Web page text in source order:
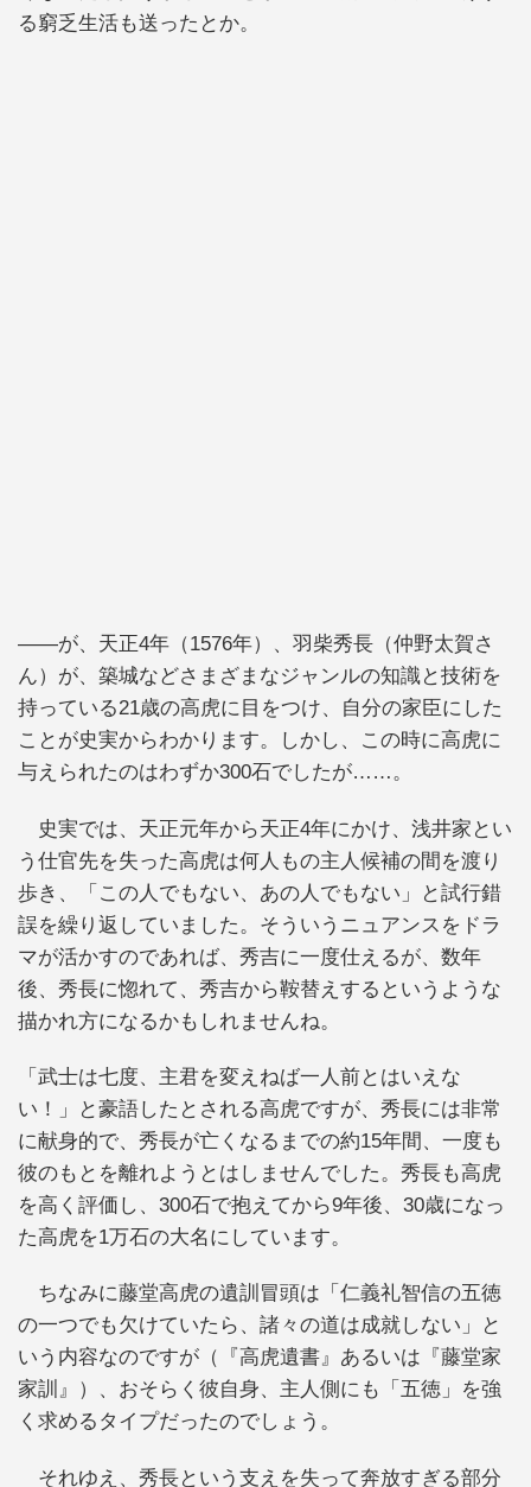
る窮乏生活も送ったとか。
――が、天正4年（1576年）、羽柴秀長（仲野太賀さ
ん）が、築城などさまざまなジャンルの知識と技術を
持っている21歳の高虎に目をつけ、自分の家臣にした
ことが史実からわかります。しかし、この時に高虎に
与えられたのはわずか300石でしたが……。
史実では、天正元年から天正4年にかけ、浅井家とい
う仕官先を失った高虎は何人もの主人候補の間を渡り
歩き、「この人でもない、あの人でもない」と試行錯
誤を繰り返していました。そういうニュアンスをドラ
マが活かすのであれば、秀吉に一度仕えるが、数年
後、秀長に惚れて、秀吉から鞍替えするというような
描かれ方になるかもしれませんね。
「武士は七度、主君を変えねば一人前とはいえな
い！」と豪語したとされる高虎ですが、秀長には非常
に献身的で、秀長が亡くなるまでの約15年間、一度も
彼のもとを離れようとはしませんでした。秀長も高虎
を高く評価し、300石で抱えてから9年後、30歳になっ
た高虎を1万石の大名にしています。
ちなみに藤堂高虎の遺訓冒頭は「仁義礼智信の五徳
の一つでも欠けていたら、諸々の道は成就しない」と
いう内容なのですが（『高虎遺書』あるいは『藤堂家
家訓』）、おそらく彼自身、主人側にも「五徳」を強
く求めるタイプだったのでしょう。
それゆえ、秀長という支えを失って奔放すぎる部分